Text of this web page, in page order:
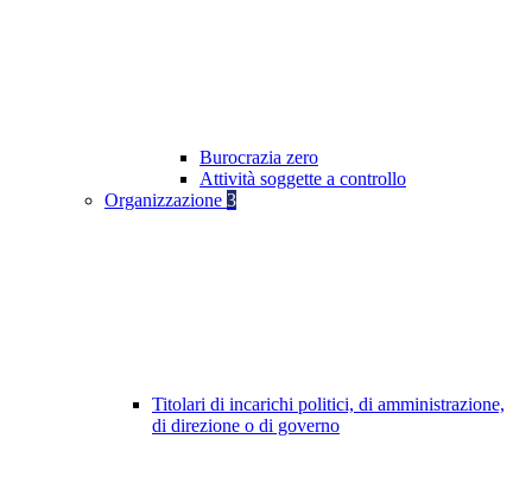
Burocrazia zero
Attività soggette a controllo
Organizzazione 3
Titolari di incarichi politici, di amministrazione,
di direzione o di governo